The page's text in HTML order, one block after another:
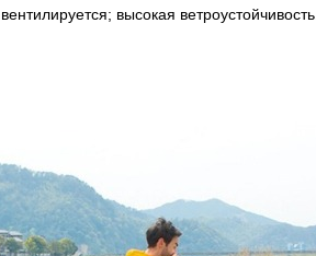
высокая ветроустойчивость.